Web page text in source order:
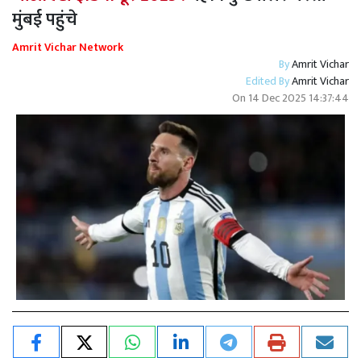
मुंबई पहुंचे
Amrit Vichar Network
ByAmrit Vichar
Edited ByAmrit Vichar
On 14 Dec 2025 14:37:44